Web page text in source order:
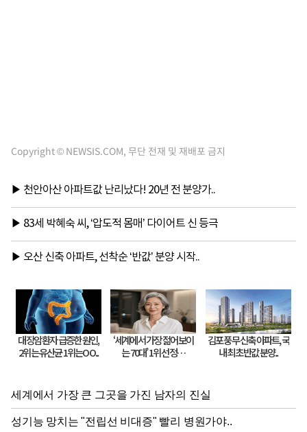
Copyright © NEWSIS.COM, 무단 전재 및 재배포 금지